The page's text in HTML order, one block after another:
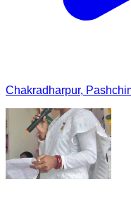
Chakradharpur,